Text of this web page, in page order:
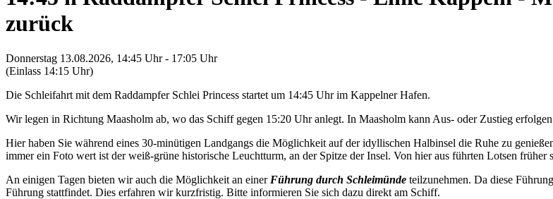
zurück
Donnerstag 13.08.2026, 14:45 Uhr - 17:05 Uhr
(Einlass 14:15 Uhr)
Die Schleifahrt mit dem Raddampfer Schlei Princess startet um 14:45 Uhr im Kappelner Hafen.
Wir legen in Richtung Maasholm ab, wo das Schiff gegen 15:20 Uhr anlegt. In Maasholm kann Aus- oder Zustieg
Hier haben Sie während eines 30-minütigen Landgangs die Möglichkeit auf der idyllischen Halbinsel die Ruhe zu
immer ein Foto wert ist der weiß-grüne historische Leuchtturm, an der Spitze der Insel. Von hier aus führten Lotsen früher
An einigen Tagen bieten wir auch die Möglichkeit an einer Führung durch Schleimünde teilzunehmen. Da diese
Führung stattfindet. Dies erfahren wir kurzfristig. Bitte informieren Sie sich dazu direkt am Schiff.